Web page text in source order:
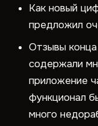
Как новый
предложил
Отзывы
содержали
приложение
функционал
много